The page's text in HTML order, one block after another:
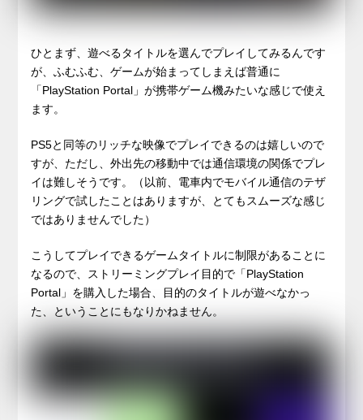
ひとまず、遊べるタイトルを選んでプレイしてみるんです
が、ふむふむ、ゲームが始まってしまえば普通に
「PlayStation Portal」が携帯ゲーム機みたいな感じで使え
ます。
PS5と同等のリッチな映像でプレイできるのは嬉しいので
すが、ただし、外出先の移動中では通信環境の関係でプレ
イは難しそうです。（以前、電車内でモバイル通信のテザ
リングで試したことはありますが、とてもスムーズな感じ
ではありませんでした）
こうしてプレイできるゲームタイトルに制限があることに
なるので、ストリーミングプレイ目的で「PlayStation
Portal」を購入した場合、目的のタイトルが遊べなかっ
た、ということにもなりかねません。